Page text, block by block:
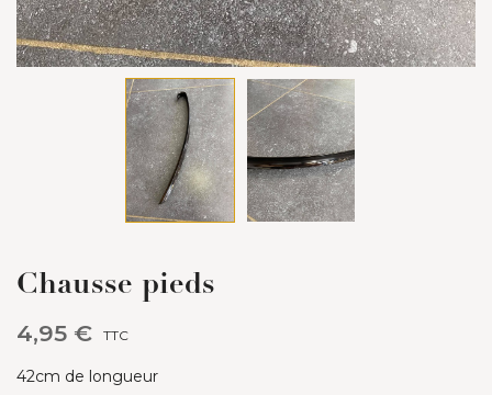
Chausse pieds
4,95 € TTC
42cm de longueur